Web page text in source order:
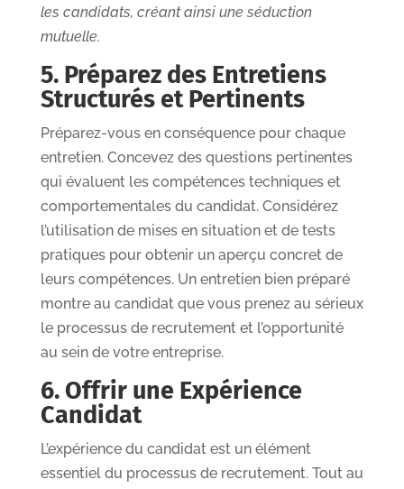
les candidats, créant ainsi une séduction
mutuelle.
5. Préparez des Entretiens
Structurés et Pertinents
Préparez-vous en conséquence pour chaque
entretien. Concevez des questions pertinentes
qui évaluent les compétences techniques et
comportementales du candidat. Considérez
l’utilisation de mises en situation et de tests
pratiques pour obtenir un aperçu concret de
leurs compétences. Un entretien bien préparé
montre au candidat que vous prenez au sérieux
le processus de recrutement et l’opportunité
au sein de votre entreprise.
6. Offrir une Expérience
Candidat
L’expérience du candidat est un élément
essentiel du processus de recrutement. Tout au